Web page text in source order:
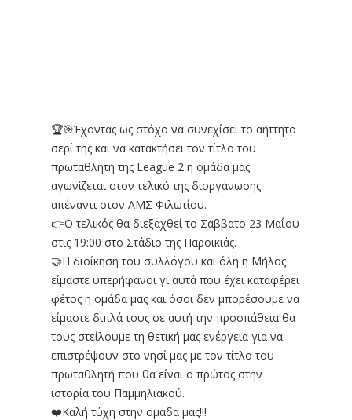
🏆🎯Έχοντας ως στόχο να συνεχίσει το αήττητο
σερί της και να κατακτήσει τον τίτλο του
πρωταθλητή της League 2 η ομάδα μας
αγωνίζεται στον τελικό της διοργάνωσης
απέναντι στον ΑΜΣ Φιλωτίου.
👉Ο τελικός θα διεξαχθεί το Σάββατο 23 Μαΐου
στις 19:00 στο Στάδιο της Παροικιάς.
🤝Η διοίκηση του συλλόγου και όλη η Μήλος
είμαστε υπερήφανοι γι αυτά που έχει καταφέρει
φέτος η ομάδα μας και όσοι δεν μπορέσουμε να
είμαστε διπλά τους σε αυτή την προσπάθεια θα
τους στείλουμε τη θετική μας ενέργεια για να
επιστρέψουν στο νησί μας με τον τίτλο του
πρωταθλητή που θα είναι ο πρώτος στην
ιστορία του Παμμηλιακού.
❤️Καλή τύχη στην ομάδα μας!!!